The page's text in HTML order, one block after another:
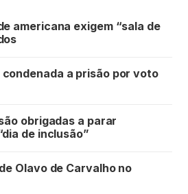
americana exigem “sala de
condenada a prisão por voto
obrigadas a parar
de inclusão”
Olavo de Carvalho no